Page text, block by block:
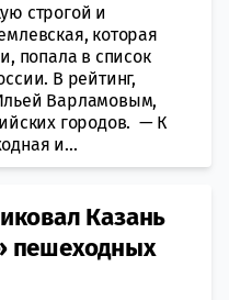
строгой и
которая
попала в список
В рейтинг,
Варламовым,
городов. — К
и...
Казань
пешеходных